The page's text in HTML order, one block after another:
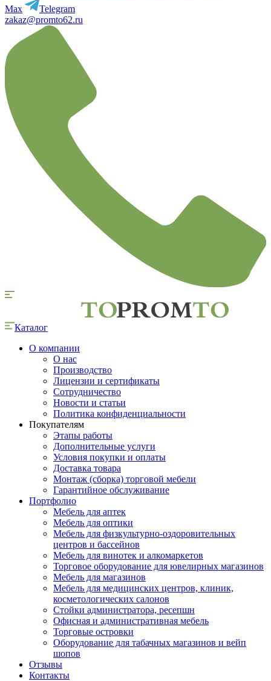
Max
Telegram
zakaz@promto62.ru
Каталог
О компании
О нас
Производство
Лицензии и сертификаты
Сотрудничество
Новости и статьи
Политика конфиденциальности
Покупателям
Этапы работы
Дополнительные услуги
Условия покупки и оплаты
Доставка товара
Монтаж (сборка) торговой мебели
Гарантийное обслуживание
Портфолио
Мебель для аптек
Мебель для оптики
Мебель для физкультурно-оздоровительных
центров и бассейнов
Мебель для винотек и алкомаркетов
Торговое оборудование для ювелирных магазинов
Мебель для магазинов
Мебель для медицинских центров, клиник,
косметологических салонов
Стойки администратора, ресепшн
Офисная и административная мебель
Торговые островки
Оборудование для табачных магазинов и вейп
шопов
Отзывы
Контакты